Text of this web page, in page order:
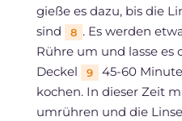
gieße es dazu, bis die
sind
8 . Es werden
Rühre um und lasse es
Deckel
9
45-60
kochen. In dieser Zeit
umrühren und die